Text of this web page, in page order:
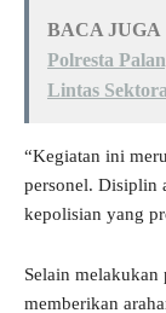
BACA JUGA
Polresta
Lintas
“Kegiatan ini
personel. Disiplin
kepolisian yang
Selain melakukan
memberikan